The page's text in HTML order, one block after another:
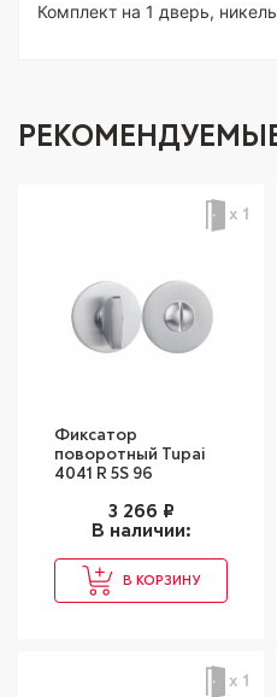
Комплект на 1 дверь, никель
х 1
Фиксатор
поворотный Tupai
4041 R 5S 96
3 266 ₽
В наличии:
В КОРЗИНУ
х 1